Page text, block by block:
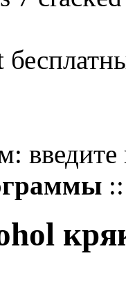
введите